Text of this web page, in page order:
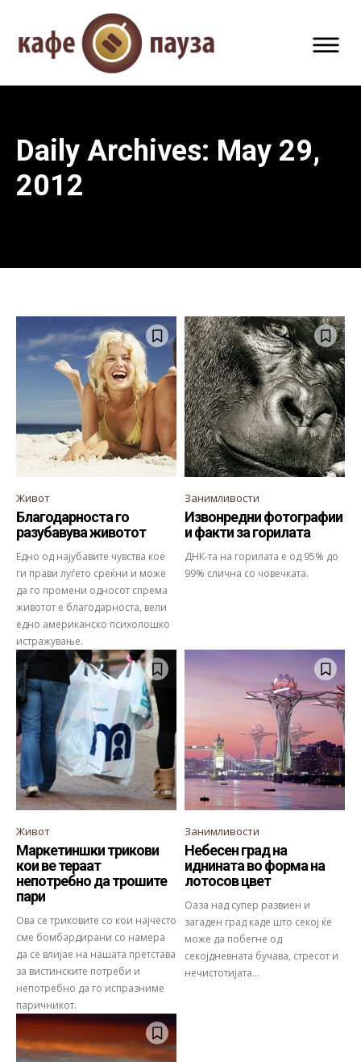
Daily Archives: May 29,
2012
Живот
Благодарноста го
разубавува животот
Едно од најубавите чувства кое
ги прави луѓето среќни и може
да го промени односот спрема
животот е благодарноста, вели
едно американско психолошко
истражување.
Занимливости
Извонредни фотографии
и факти за горилата
ДНК-та на горилата е од 95% до
99% слична со човечката.
Живот
Маркетиншки трикови
кои ве тераат
непотребно да трошите
пари
Ова се триковите со кои најчесто
сме бомбардирани со намера
да се влијае на нашата претстава
за вистинските потреби и
непотребно да го испразниме
паричникот.
Занимливости
Небесен град на
иднината во форма на
лотосов цвет
Оаза над супер развиен и
загаден град каде што секој ќе
може да побегне од
секојдневната бучава, стресот и
нечистотијата...